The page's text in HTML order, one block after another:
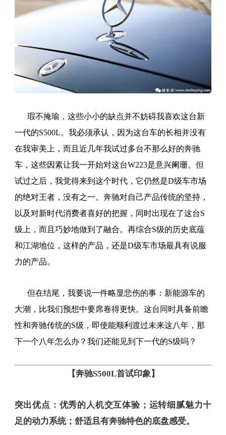
瑕不掩瑜，这些小小的缺点并不妨碍我喜欢这台新
一代的S500L。我必须承认，因为这台车的长相并没有
在我审美上，而且近几年我试过多台不那么好的奔驰
车，这些因素让我一开始对这台W223是意兴阑珊。但
试过之后，我觉得来到这个时代，它仍然是D级车市场
的绝对王者，没有之一。奔驰对自己产品传统的坚持，
以及对新时代消费者喜好的把握，同时出现在了这台S
级上，而且巧妙地做到了融合。再综合S级的历史底蕴
和江湖地位，这样的产品，还是D级车市场最具有说服
力的产品。
但在结尾，我要说一件略显悲伤的事：新能源车的
大潮，比我们预想中要席卷得更快。这台同时具备前瞻
性和奔驰传统的S级，即使能顺利渡过未来这八年，那
下一个八年怎么办？我们还能见到下一代的S级吗？
【奔驰S500L首试印象】
突出优点：优秀的人机交互体验；运转细腻魅力十
足的动力系统；舒适且有奔驰特色的底盘感受。